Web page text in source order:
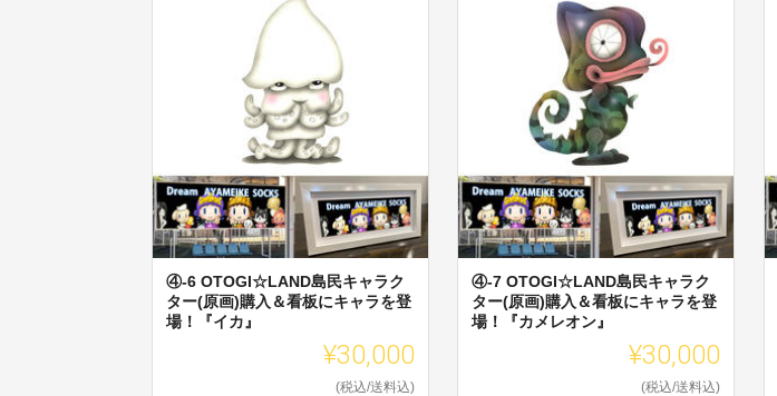
④-6 OTOGI☆LAND島民キャラク
ター(原画)購入＆看板にキャラを登
場！『イカ』
¥30,000
(税込/送料込)
④-7 OTOGI☆LAND島民キャラク
ター(原画)購入＆看板にキャラを登
場！『カメレオン』
¥30,000
(税込/送料込)